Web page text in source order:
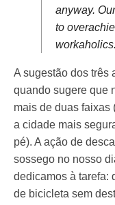
anyway.
to
workaholics.
A sugestão dos três
quando sugere que
mais de duas faixas
a cidade mais
pé). A ação de
sossego no nosso
dedicamos à tarefa:
de bicicleta sem